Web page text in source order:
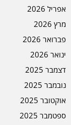
אפריל 2026
מרץ 2026
פברואר 2026
ינואר 2026
דצמבר 2025
נובמבר 2025
אוקטובר 2025
ספטמבר 2025